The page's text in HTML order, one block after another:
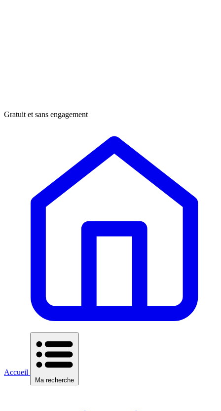
Gratuit et sans engagement
Accueil
Ma recherche